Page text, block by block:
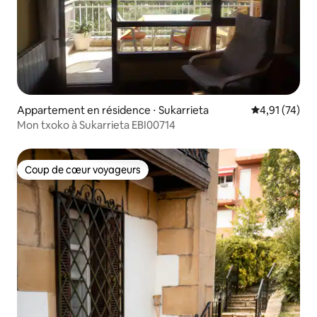
Appartement en résidence ⋅ Sukarrieta Évaluation
4,91 (74)
Mon txoko à Sukarrieta EBI00714
Coup de cœur voyageurs
Coup de cœur voyageurs